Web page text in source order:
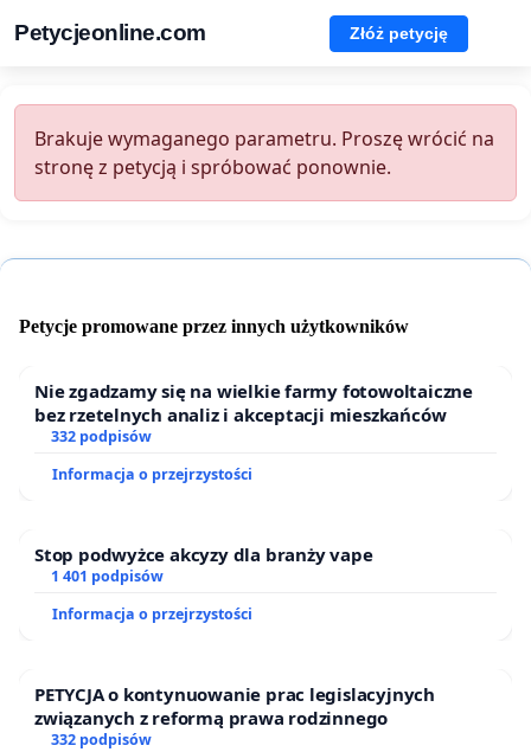
Petycjeonline.com Złóż petycję
Brakuje wymaganego parametru. Proszę wrócić na
stronę z petycją i spróbować ponownie.
Petycje promowane przez innych użytkowników
Nie zgadzamy się na wielkie farmy fotowoltaiczne
bez rzetelnych analiz i akceptacji mieszkańców
332 podpisów
Informacja o przejrzystości
Stop podwyżce akcyzy dla branży vape
1 401 podpisów
Informacja o przejrzystości
PETYCJA o kontynuowanie prac legislacyjnych
związanych z reformą prawa rodzinnego
332 podpisów